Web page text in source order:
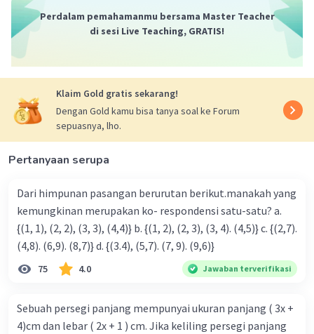
Perdalam pemahamanmu bersama Master Teacher
di sesi Live Teaching, GRATIS!
Klaim Gold gratis sekarang!
Dengan Gold kamu bisa tanya soal ke Forum
sepuasnya, lho.
Pertanyaan serupa
Dari himpunan pasangan berurutan berikut.manakah yang
kemungkinan merupakan ko- respondensi satu-satu? a.
{(1, 1), (2, 2), (3, 3), (4,4)} b. {(1, 2), (2, 3), (3, 4). (4,5)} c. {(2,7).
(4,8). (6,9). (8,7)} d. {(3.4), (5,7). (7, 9). (9,6)}
75 4.0 Jawaban terverifikasi
Sebuah persegi panjang mempunyai ukuran panjang ( 3x +
4)cm dan lebar ( 2x + 1 ) cm. Jika keliling persegi panjang